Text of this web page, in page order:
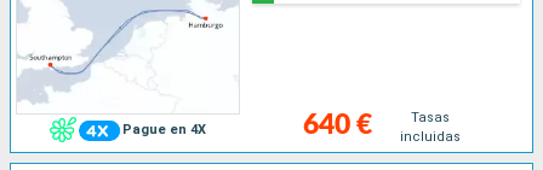
Pague en 4X 640 €
Tasas
incluidas